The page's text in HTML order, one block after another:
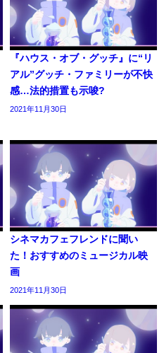
『ハウス・オブ・グッチ』に“リ
アル”グッチ・ファミリーが不快
感…法的措置も示唆?
2021年11月30日
シネマカフェフレンドに聞い
た！おすすめのミュージカル映
画
2021年11月30日